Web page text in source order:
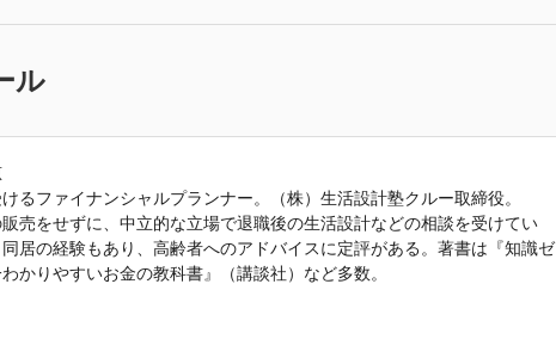
ル
るファイナンシャルプランナー。（株）生活設計塾クルー取締役。
売をせずに、中立的な立場で退職後の生活設計などの相談を受けてい
居の経験もあり、高齢者へのアドバイスに定評がある。著書は『知識ゼ
かりやすいお金の教科書』（講談社）など多数。